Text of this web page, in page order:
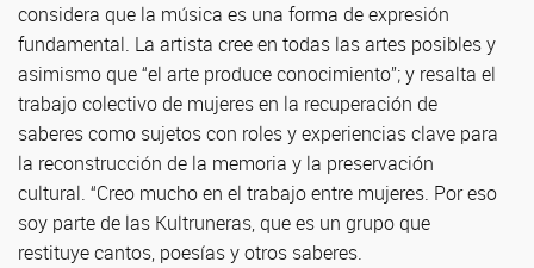
considera que la música es una forma de expresión
fundamental. La artista cree en todas las artes posibles y
asimismo que “el arte produce conocimiento”; y resalta el
trabajo colectivo de mujeres en la recuperación de
saberes como sujetos con roles y experiencias clave para
la reconstrucción de la memoria y la preservación
cultural. “Creo mucho en el trabajo entre mujeres. Por eso
soy parte de las Kultruneras, que es un grupo que
restituye cantos, poesías y otros saberes.